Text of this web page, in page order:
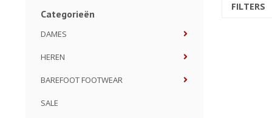
Categorieën
DAMES
HEREN
BAREFOOT FOOTWEAR
SALE
FILTERS